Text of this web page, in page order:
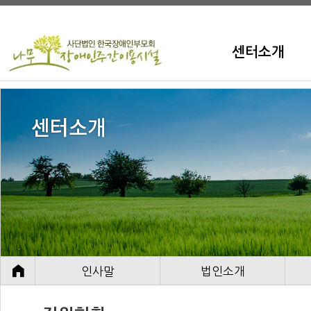
센터소개
인사말 법인소개